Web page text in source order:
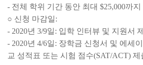
- 전체 학위 기간 동안 최대 $25,000까
○ 신청 마감일:
- 2020년 3/9일: 입학 인터뷰 및 지원서
- 2020년 4/6일: 장학금 신청서 및 에세
교 성적표 또는 시험 점수(SAT/ACT) 제